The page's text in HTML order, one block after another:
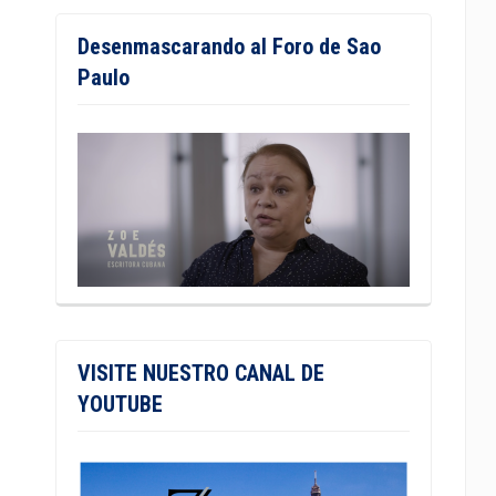
Desenmascarando al Foro de Sao
Paulo
VISITE NUESTRO CANAL DE
YOUTUBE